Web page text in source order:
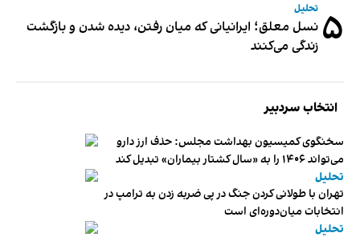
۵ تحلیل
نسل معلق؛ ایرانیانی که میان رفتن، دیده شدن و بازگشت
زندگی می‌کنند
انتخاب سردبیر
سخنگوی کمیسیون بهداشت مجلس: حذف ارز دارو
می‌تواند ۱۴۰۶ را به «سال کشتار بیماران» تبدیل کند
تحلیل
تهران با طولانی کردن جنگ در پی ضربه زدن به ترامپ در
انتخابات میان‌دوره‌ای است
تحلیل